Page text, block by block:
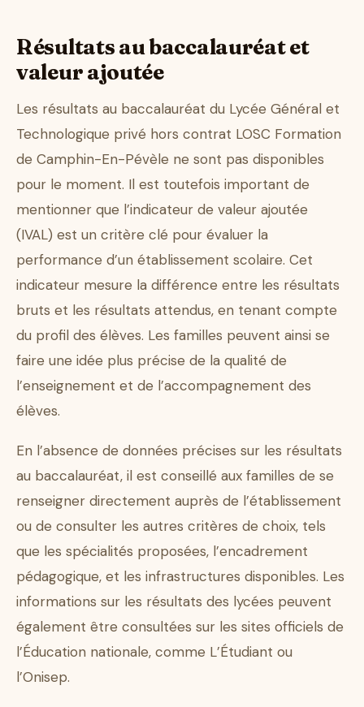
Résultats au baccalauréat et
valeur ajoutée
Les résultats au baccalauréat du Lycée Général et
Technologique privé hors contrat LOSC Formation
de Camphin-En-Pévèle ne sont pas disponibles
pour le moment. Il est toutefois important de
mentionner que l’indicateur de valeur ajoutée
(IVAL) est un critère clé pour évaluer la
performance d’un établissement scolaire. Cet
indicateur mesure la différence entre les résultats
bruts et les résultats attendus, en tenant compte
du profil des élèves. Les familles peuvent ainsi se
faire une idée plus précise de la qualité de
l’enseignement et de l’accompagnement des
élèves.
En l’absence de données précises sur les résultats
au baccalauréat, il est conseillé aux familles de se
renseigner directement auprès de l’établissement
ou de consulter les autres critères de choix, tels
que les spécialités proposées, l’encadrement
pédagogique, et les infrastructures disponibles. Les
informations sur les résultats des lycées peuvent
également être consultées sur les sites officiels de
l’Éducation nationale, comme L’Étudiant ou
l’Onisep.